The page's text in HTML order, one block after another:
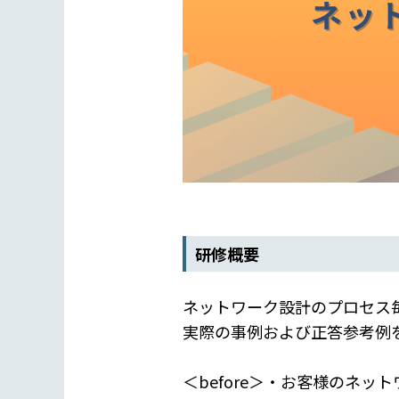
研修概要
ネットワーク設計のプロセ
実際の事例および正答参考
＜before＞・お客様のネッ